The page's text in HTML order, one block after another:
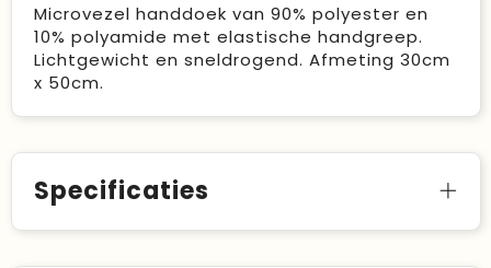
Microvezel handdoek van 90% polyester en
10% polyamide met elastische handgreep.
Lichtgewicht en sneldrogend. Afmeting 30cm
x 50cm.
Specificaties